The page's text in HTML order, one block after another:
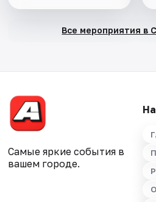
Все мероприятия в
Самые яркие события в
вашем городе.